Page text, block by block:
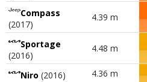
Compass
(2017)
4.39 m
Sportage
(2016)
4.48 m
Niro (2016) 4.36 m